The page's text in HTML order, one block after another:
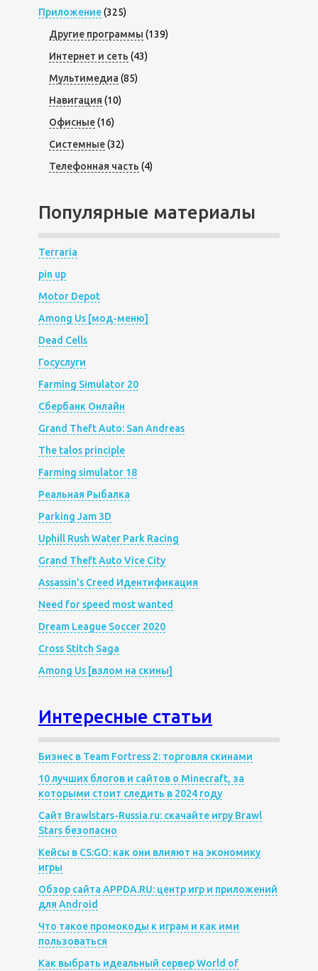
Приложение(325)
Другие программы (139)
Интернет и сеть (43)
Мультимедиа (85)
Навигация (10)
Офисные(16)
Системные(32)
Телефонная часть (4)
Популярные материалы
Terraria
pin up
Motor Depot
Among Us [мод-меню]
Dead Cells
Госуслуги
Farming Simulator 20
Сбербанк Онлайн
Grand Theft Auto: San Andreas
The talos principle
Farming simulator 18
Реальная Рыбалка
Parking Jam 3D
Uphill Rush Water Park Racing
Grand Theft Auto Vice City
Assassin’s Creed Идентификация
Need for speed most wanted
Dream League Soccer 2020
Cross Stitch Saga
Among Us [взлом на скины]
Интересные статьи
Бизнес в Team Fortress 2: торговля скинами
10 лучших блогов и сайтов о Minecraft, за
которыми стоит следить в 2024 году
Сайт Brawlstars-Russia.ru: скачайте игру Brawl
Stars безопасно
Кейсы в CS:GO: как они влияют на экономику
игры
Обзор сайта APPDA.RU: центр игр и приложений
для Android
Что такое промокоды к играм и как ими
пользоваться
Как выбрать идеальный сервер World of